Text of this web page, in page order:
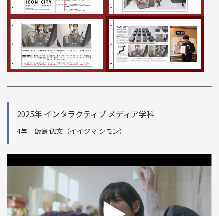
2025年 インタラクティブ メディア学科
4年 飯島 偲文（イイジマ シモン）